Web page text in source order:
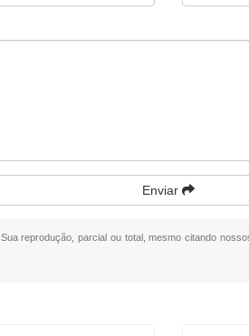
Enviar
reprodução, parcial ou total, mesmo citando